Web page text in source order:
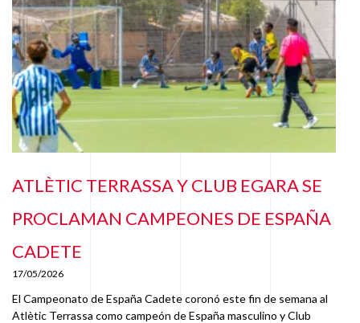
ATLÈTIC TERRASSA Y CLUB EGARA SE
PROCLAMAN CAMPEONES DE ESPAÑA
CADETE
17/05/2026
El Campeonato de España Cadete coronó este fin de semana al
Atlètic Terrassa como campeón de España masculino y Club